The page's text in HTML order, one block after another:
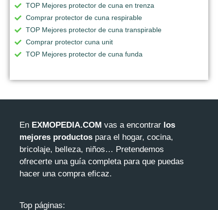
TOP Mejores protector de cuna en trenza
Comprar protector de cuna respirable
TOP Mejores protector de cuna transpirable
Comprar protector cuna unit
TOP Mejores protector de cuna funda
En EXMOPEDIA.COM vas a encontrar los
mejores productos para el hogar, cocina,
bricolaje, belleza, niños… Pretendemos
ofrecerte una guía completa para que puedas
hacer una compra eficaz.
Top páginas: